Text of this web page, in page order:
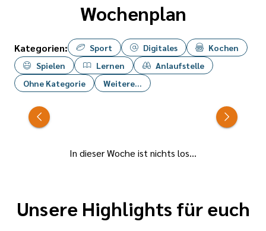
einfach
reden
willst,
... dich
benachteiligt
... dich
etwas
Wochenplan
Kategorien: Sport Digitales
Kochen
Spielen
Lernen
Anlaufstelle
Ohne Kategorie
Weitere...
In dieser Woche ist nichts los...
Unsere Highlights für euch